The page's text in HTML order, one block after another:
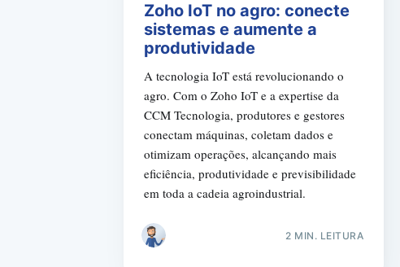
Zoho IoT no agro: conecte
sistemas e aumente a
produtividade
A tecnologia IoT está revolucionando o
agro. Com o Zoho IoT e a expertise da
CCM Tecnologia, produtores e gestores
conectam máquinas, coletam dados e
otimizam operações, alcançando mais
eficiência, produtividade e previsibilidade
em toda a cadeia agroindustrial.
2 MIN. LEITURA